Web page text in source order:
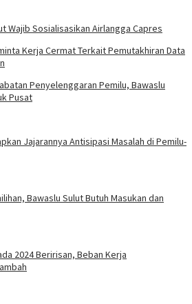
Wajib Sosialisasikan Airlangga Capres
Kerja Cermat Terkait Pemutakhiran Data
Penyelenggaran Pemilu, Bawaslu
Pusat
Jajarannya Antisipasi Masalah di Pemilu-
Bawaslu Sulut Butuh Masukan dan
2024 Beririsan, Beban Kerja